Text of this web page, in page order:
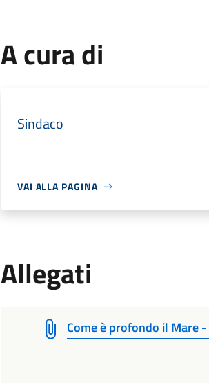
A cura di
Sindaco
VAI ALLA PAGINA
Allegati
Come è profondo il Mare